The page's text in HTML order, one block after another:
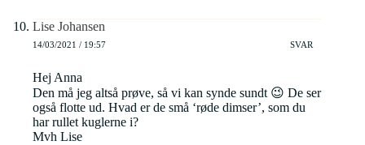
Lise Johansen
14/03/2021 / 19:57 SVAR
Hej Anna
Den må jeg altså prøve, så vi kan synde sundt 😉 De ser
også flotte ud. Hvad er de små ‘røde dimser’, som du
har rullet kuglerne i?
Mvh Lise